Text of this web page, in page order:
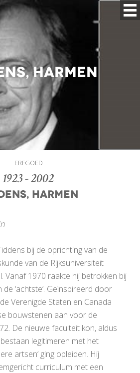
Harmen
ERFGOED
1923 - 2002
Harmen
bij de oprichting van de
van de Rijksuniversiteit
Vanaf 1970 raakte hij betrokken bij
‘achtste’. Geïnspireerd door
Verenigde Staten en Canada
bouwstenen aan voor de
De nieuwe faculteit kon, aldus
legitimeren met het
artsen’ ging opleiden. Hij
curriculum met een